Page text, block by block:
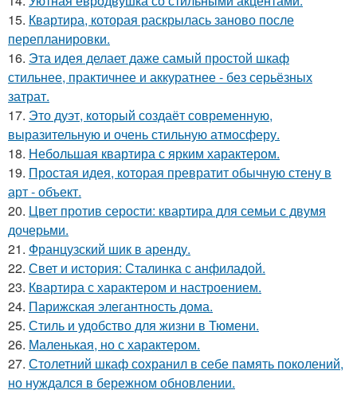
15. Квартира, которая раскрылась заново после
перепланировки.
16. Эта идея делает даже самый простой шкаф
стильнее, практичнее и аккуратнее - без серьёзных
затрат.
17. Это дуэт, который создаёт современную,
выразительную и очень стильную атмосферу.
18. Небольшая квартира с ярким характером.
19. Простая идея, которая превратит обычную стену в
арт - объект.
20. Цвет против серости: квартира для семьи с двумя
дочерьми.
21. Французский шик в аренду.
22. Свет и история: Сталинка с анфиладой.
23. Квартира с характером и настроением.
24. Парижская элегантность дома.
25. Стиль и удобство для жизни в Тюмени.
26. Маленькая, но с характером.
27. Столетний шкаф сохранил в себе память поколений,
но нуждался в бережном обновлении.